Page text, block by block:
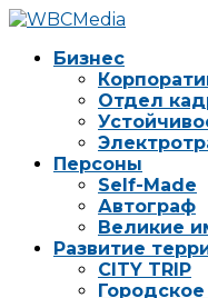
Бизнес
Отдел
Персоны
Self-Made
Автограф
Великие
Развитие
CITY TRIP